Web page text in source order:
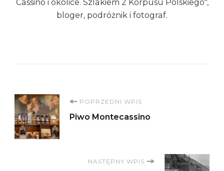
Cassino i okolice. Szlakiem 2 Korpusu Polskiego",
bloger, podróżnik i fotograf.
Nawigacja
wpisu
POPRZEDNI WPIS
Piwo Montecassino
NASTĘPNY WPIS